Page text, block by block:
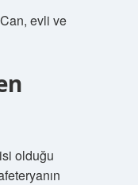
evli ve
olduğu